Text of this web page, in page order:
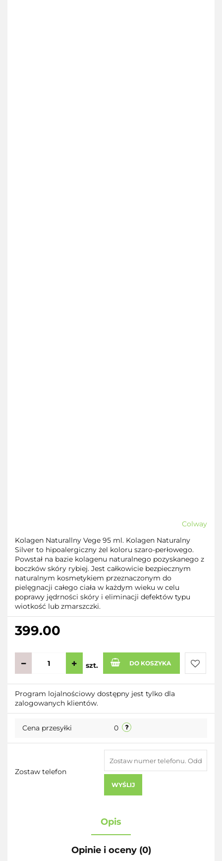
Colway
Kolagen Naturallny Vege 95 ml. Kolagen Naturalny
Silver to hipoalergiczny żel koloru szaro-perłowego.
Powstał na bazie kolagenu naturalnego pozyskanego z
boczków skóry rybiej. Jest całkowicie bezpiecznym
naturalnym kosmetykiem przeznaczonym do
pielęgnacji całego ciała w każdym wieku w celu
poprawy jędrności skóry i eliminacji defektów typu
wiotkość lub zmarszczki.
399.00
szt. DO KOSZYKA
Do
Program lojalnościowy dostępny jest tylko dla
zalogowanych klientów.
Cena przesyłki 0
Zostaw telefon
WYŚLIJ
Opis
Opinie i oceny (0)